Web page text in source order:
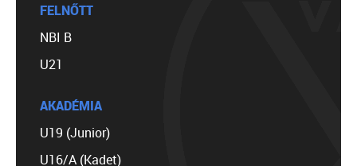
FELNŐTT
NBI B
U21
AKADÉMIA
U19 (Junior)
U16/A (Kadet)